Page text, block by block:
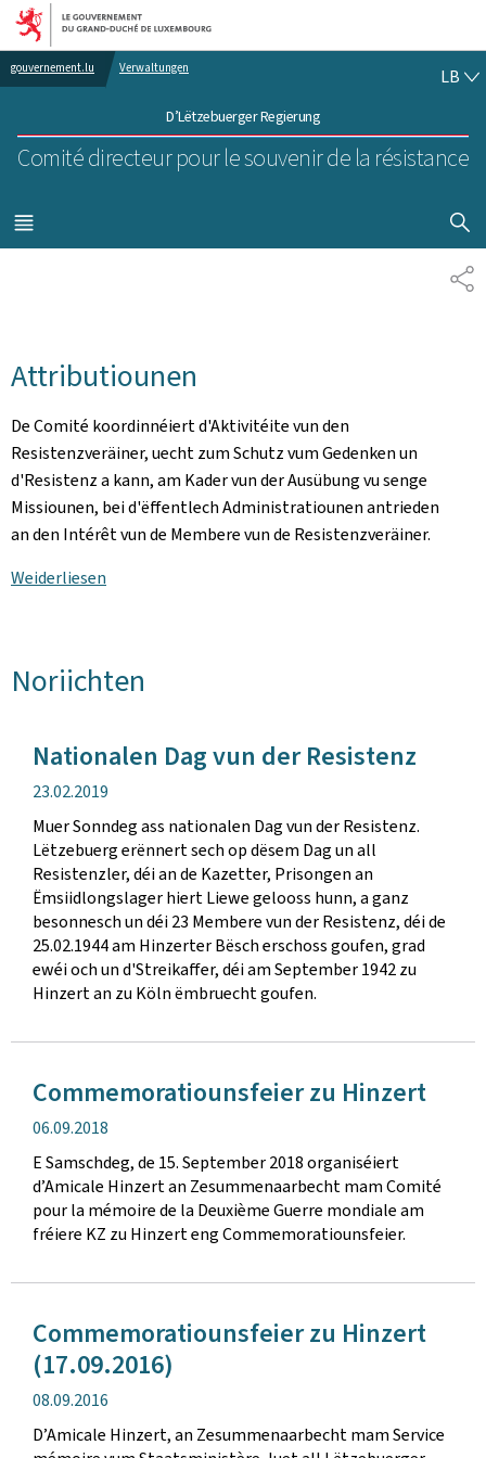
Bei den Haaptmenü goen
Bei den Inhalt goen
gouvernement.lu Verwaltungen
D’Lëtzebuerger Regierung
Comité directeur pour le souvenir de la résistance
LB
MENÜ
HAAPT-
SHOW
Attributiounen
De Comité koordinnéiert d'Aktivitéite vun den
Resistenzveräiner, uecht zum Schutz vum Gedenken un
d'Resistenz a kann, am Kader vun der Ausübung vu senge
Missiounen, bei d'ëffentlech Administratiounen antrieden
an den Intérêt vun de Membere vun de Resistenzveräiner.
Weiderliesen
Noriichten
Nationalen Dag vun der Resistenz
Verëffentlechungsdatum
23.02.2019
Muer Sonndeg ass nationalen Dag vun der Resistenz.
Lëtzebuerg erënnert sech op dësem Dag un all
Resistenzler, déi an de Kazetter, Prisongen an
Ëmsiidlongslager hiert Liewe gelooss hunn, a ganz
besonnesch un déi 23 Membere vun der Resistenz, déi de
25.02.1944 am Hinzerter Bësch erschoss goufen, grad
ewéi och un d'Streikaffer, déi am September 1942 zu
Hinzert an zu Köln ëmbruecht goufen.
Commemoratiounsfeier zu Hinzert
Verëffentlechungsdatum
06.09.2018
E Samschdeg, de 15. September 2018 organiséiert
d’Amicale Hinzert an Zesummenaarbecht mam Comité
pour la mémoire de la Deuxième Guerre mondiale am
fréiere KZ zu Hinzert eng Commemoratiounsfeier.
Commemoratiounsfeier zu Hinzert
(17.09.2016)
Verëffentlechungsdatum
08.09.2016
D’Amicale Hinzert, an Zesummenaarbecht mam Service